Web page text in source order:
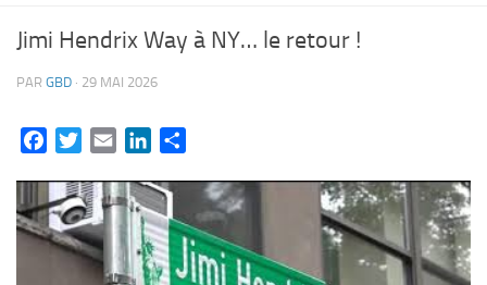
Jimi Hendrix Way à NY… le retour !
PAR GBD · 29 MAI 2026
FacebookTwitterEmail LinkedIn